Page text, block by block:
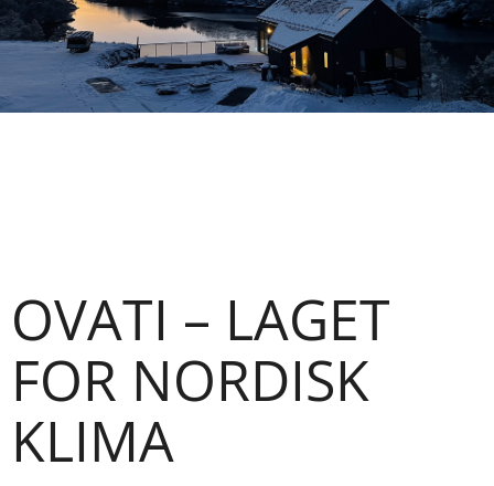
OVATI – LAGET
FOR NORDISK
KLIMA